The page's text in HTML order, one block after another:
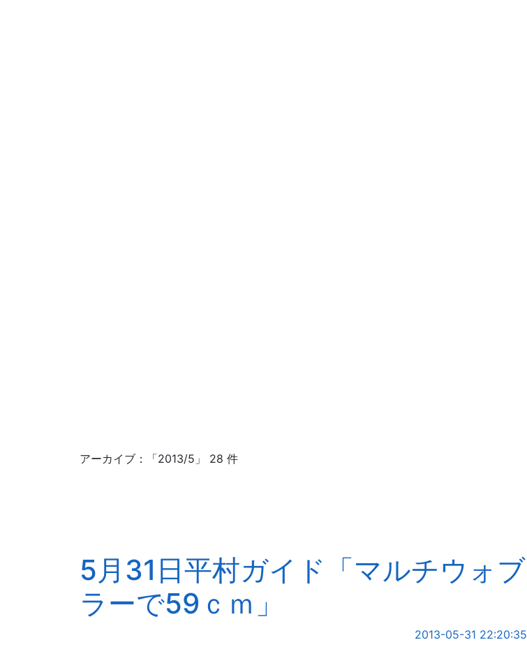
アーカイブ：「2013/5」 28 件
5月31日平村ガイド「マルチウォブ
ラーで59ｃｍ」
2013-05-31 22:20:35